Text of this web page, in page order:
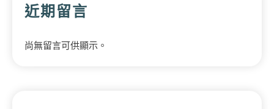
近期留言
尚無留言可供顯示。